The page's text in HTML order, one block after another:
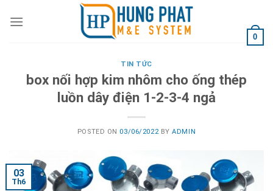
0
TIN TỨC
box nối hợp kim nhôm cho ống thép
luồn dây điện 1-2-3-4 ngả
POSTED ON 03/06/2022 BYADMIN
03
Th6